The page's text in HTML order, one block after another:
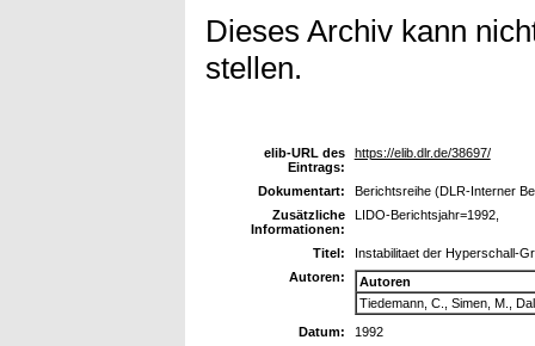
Dieses Archiv kann
stellen.
elib-URL des
Eintrags:
https://elib.dlr.de/38697/
Dokumentart:
Berichtsreihe (DLR-Interner
Zusätzliche
Informationen:
LIDO-Berichtsjahr=1992,
Titel:
Instabilitaet der Hyperschall-
Autoren:
Autoren
Tiedemann, C., Simen, M.,
Datum:
1992